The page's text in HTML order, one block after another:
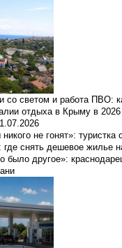
со светом и работа ПВО:
отдыха в Крыму в 2026
не гонят»:
снять дешевое жилье
другое»: